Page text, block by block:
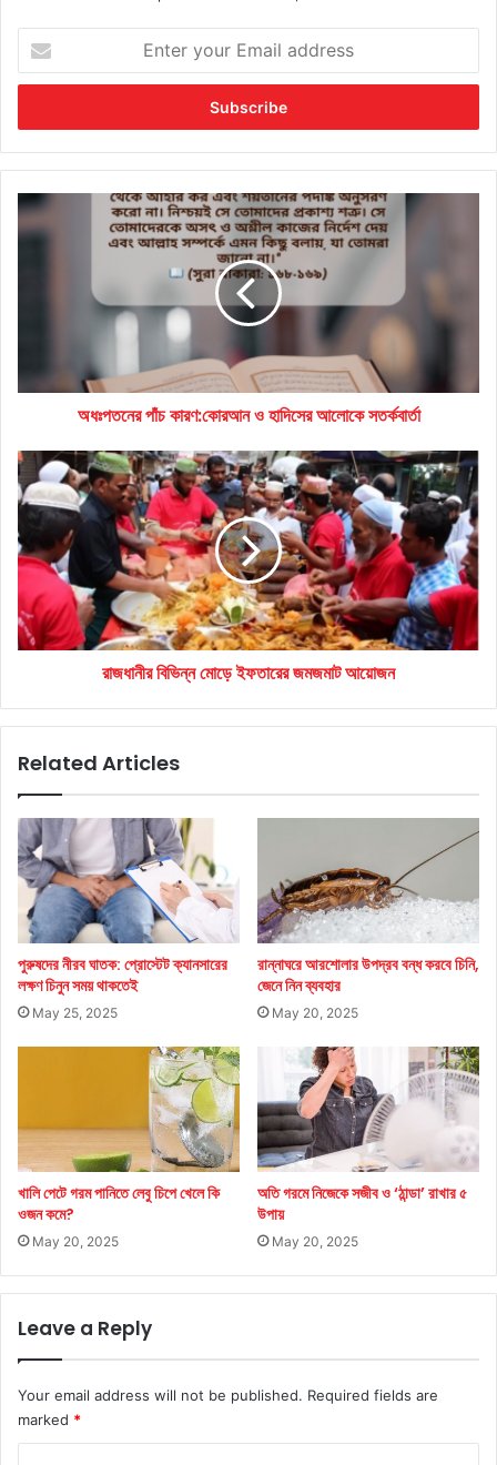
your
Email
অধঃপতনের
পাঁচ
অধঃপতনের পাঁচ কারণ:কোরআন ও হাদিসের আলোকে সতর্কবার্তা
রাজধানীর
বিভিন্ন
মোড়ে
ইফতারের
জমজমাট
আয়োজন
রাজধানীর বিভিন্ন মোড়ে ইফতারের জমজমাট আয়োজন
Related Articles
পুরুষদের নীরব ঘাতক: প্রোস্টেট ক্যানসারের
লক্ষণ চিনুন সময় থাকতেই
May 25, 2025
রান্নাঘরে আরশোলার উপদ্রব বন্ধ করবে চিনি,
জেনে নিন ব্যবহার
May 20, 2025
খালি পেটে গরম পানিতে লেবু চিপে খেলে কি
ওজন কমে?
May 20, 2025
অতি গরমে নিজেকে সজীব ও ‘ঠান্ডা’ রাখার ৫
উপায়
May 20, 2025
Leave a Reply
Your email address will not be published. Required fields are
marked *